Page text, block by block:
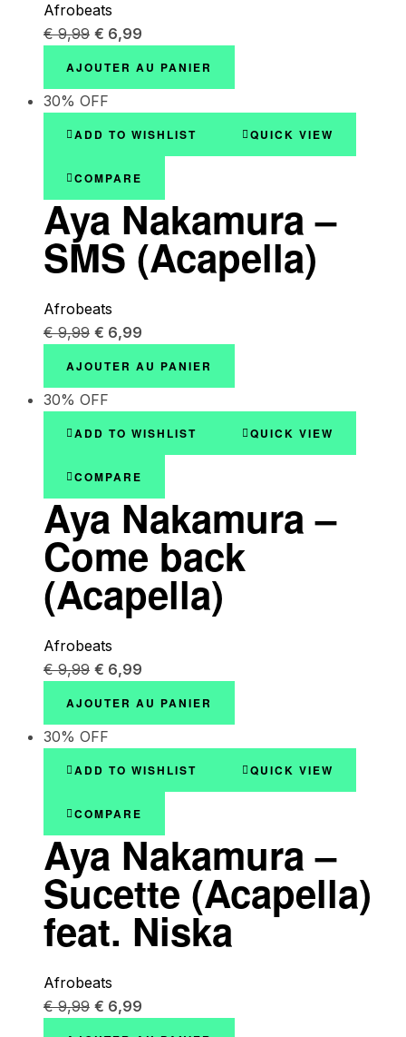
Afrobeats
€9,99 € 6,99
AJOUTER AU PANIER
30% OFF
ADD TO WISHLIST QUICK VIEW
COMPARE
Aya Nakamura –
SMS (Acapella)
Afrobeats
€9,99 € 6,99
AJOUTER AU PANIER
30% OFF
ADD TO WISHLIST QUICK VIEW
COMPARE
Aya Nakamura –
Come back
(Acapella)
Afrobeats
€9,99 € 6,99
AJOUTER AU PANIER
30% OFF
ADD TO WISHLIST QUICK VIEW
COMPARE
Aya Nakamura –
Sucette (Acapella)
feat. Niska
Afrobeats
€9,99 € 6,99